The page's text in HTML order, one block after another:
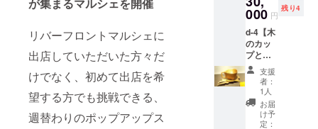
リバーフロントマルシェに
出店していただいた方々だ
けでなく、初めて出店を希
望する方でも挑戦できる、
週替わりのポップアップス
す場合
は、リ
ターン
の額に
上乗せ
して、
ご支援
頂けま
すと大
変嬉し
いで
了承く
ださ
い。
メール
アドレ
スにご
連絡を
させて
いただ
きま
す。予
めご了
承くだ
さい。 *
して活
躍され
ている
林峻平
さんに
ご協力
いただ
き薩摩
川内で
テント
サウナ
み・税
込み価
格で
す。 ※
賞味期
限は商
品それ
ぞれに
記載が
ござい
ます。
は、郵
送もし
くは店
舗での
受け取
りの選
択が可
能です
ので以
下のプ
m.com/
kimneal
young/
※記載の
金額は
送料込
み・税
込み価
格で
す。 ※
商品写
定50個
で出品
いただ
きまし
た。 ＜
サイズ
＞幅8.7
㎝、高
さ11㎝
＜ご協
力＞ 苗
000 円
残り4
d-4【木
のカッ
プとス
プーン
セッ
ト】 鹿
児島出
身の木
工作
支援
者：
1人
お届
け予
定：